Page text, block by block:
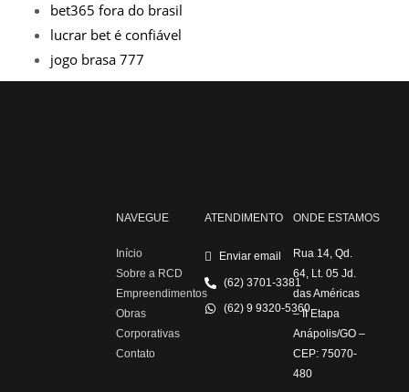
bet365 fora do brasil
lucrar bet é confiável
jogo brasa 777
NAVEGUE
Início
Sobre a RCD
Empreendimentos
Obras
Corporativas
Contato
ATENDIMENTO
Enviar email
(62) 3701-3381
(62) 9 9320-5360
ONDE ESTAMOS
Rua 14, Qd.
64, Lt. 05 Jd.
das Américas
– II Etapa
Anápolis/GO –
CEP: 75070-
480